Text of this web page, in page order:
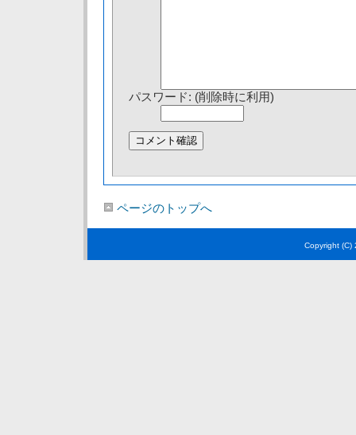
パスワード: (削除時に利用)
ページのトップへ
Copyright